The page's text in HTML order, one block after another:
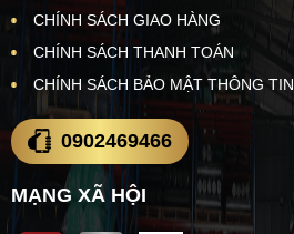
CHÍNH SÁCH GIAO HÀNG
CHÍNH SÁCH THANH TOÁN
CHÍNH SÁCH BẢO MẬT THÔNG TIN
0902469466
MẠNG XÃ HỘI